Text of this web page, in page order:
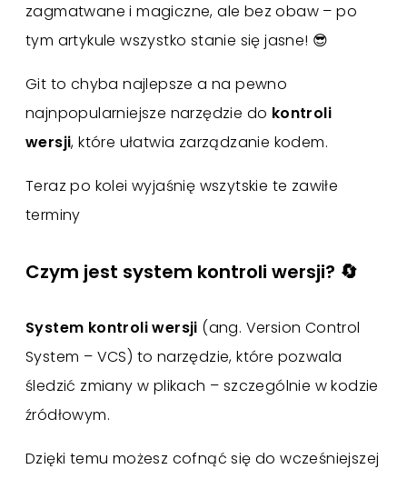
zagmatwane i magiczne, ale bez obaw – po
tym artykule wszystko stanie się jasne! 😎
Git to chyba najlepsze a na pewno
najnpopularniejsze narzędzie do kontroli
wersji, które ułatwia zarządzanie kodem.
Teraz po kolei wyjaśnię wszytskie te zawiłe
terminy
Czym jest system kontroli wersji? 🔄
System kontroli wersji (ang. Version Control
System – VCS) to narzędzie, które pozwala
śledzić zmiany w plikach – szczególnie w kodzie
źródłowym.
Dzięki temu możesz cofnąć się do wcześniejszej